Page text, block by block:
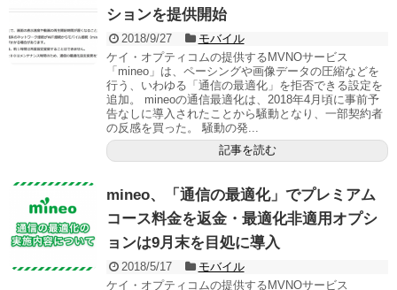
ションを提供開始
2018/9/27
モバイル
ケイ・オプティコムの提供するMVNOサービス
「mineo」は、ペーシングや画像データの圧縮などを
行う、いわゆる「通信の最適化」を拒否できる設定を
追加。 mineoの通信最適化は、2018年4月頃に事前予
告なしに導入されたことから騒動となり、一部契約者
の反感を買った。 騒動の発...
記事を読む
mineo、「通信の最適化」でプレミアム
コース料金を返金・最適化非適用オプシ
ョンは9月末を目処に導入
2018/5/17
モバイル
ケイ・オプティコムの提供するMVNOサービス